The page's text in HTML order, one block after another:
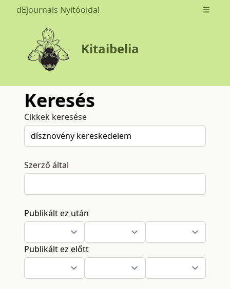
dEjournals Nyitóoldal Open
Kitaibelia
Keresés
Cikkek keresése
Szerző által
Publikált ez után
Publikált ez előtt